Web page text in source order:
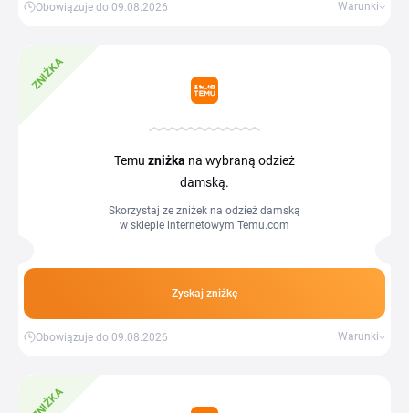
Obowiązuje do 09.08.2026 Warunki
ZNIŻKA
Temu zniżka na wybraną odzież
damską.
Skorzystaj ze zniżek na odzież damską
w sklepie internetowym Temu.com
Zyskaj zniżkę
Obowiązuje do 09.08.2026 Warunki
ZNIŻKA